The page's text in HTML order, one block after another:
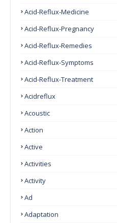
Acid-Reflux-Medicine
Acid-Reflux-Pregnancy
Acid-Reflux-Remedies
Acid-Reflux-Symptoms
Acid-Reflux-Treatment
Acidreflux
Acoustic
Action
Active
Activities
Activity
Ad
Adaptation